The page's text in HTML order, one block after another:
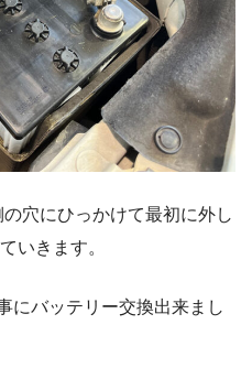
穴にひっかけて最初に外し
いきます。
にバッテリー交換出来まし